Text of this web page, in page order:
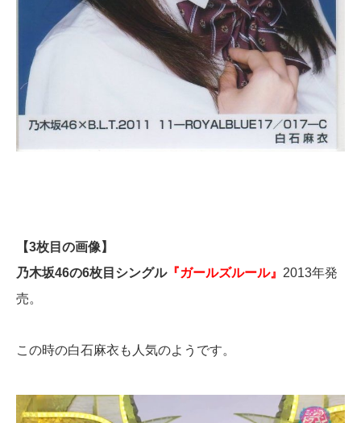
【3枚目の画像】
乃木坂46の6枚目シングル『ガールズルール』 2013年発
売。
この時の白石麻衣も人気のようです。